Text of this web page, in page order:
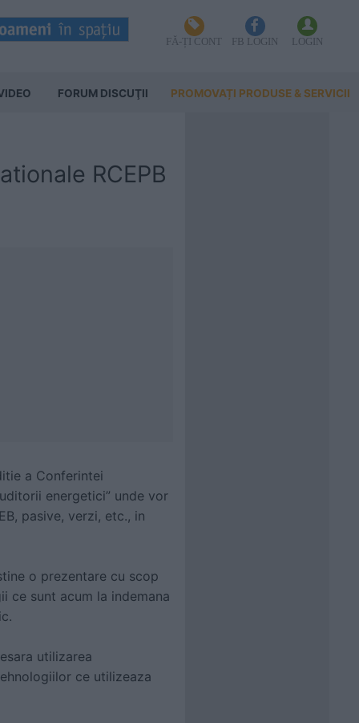
FĂ-ȚI CONT FB LOGIN LOGIN
FORUM DISCUŢII PROMOVAȚI PRODUSE & SERVICII
RCEPB
a Conferintei
energetici” unde vor
pasive, verzi, etc., in
o prezentare cu scop
ce sunt acum la indemana
utilizarea
ce utilizeaza